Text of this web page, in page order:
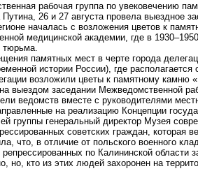
рабочая группа по увековечению
26 и 27 августа провела выездное
началась с возложения цветов к
медицинской академии, где в
тюрьма.
памятных мест в черте города
истории России), где
возложили цветы к памятному камню
выездом заседании Межведомственной
ведомств вместе с руководителями
на реализацию Концепции
группы генеральный директор Музея
советских граждан, которая
что, в отличие от польского военного
репрессированных по Калининской
но, кто из этих людей захоронен на